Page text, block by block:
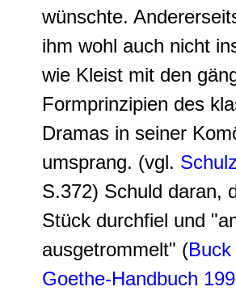
wünschte.
ihm wohl auch nicht
wie Kleist mit den
Formprinzipien des
Dramas in seiner
umsprang. (vgl.
S.372) Schuld daran,
Stück durchfiel und
ausgetrommelt" (
Goethe-Handbuch